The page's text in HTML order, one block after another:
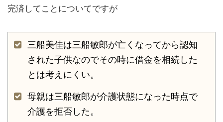
完済してことについてですが
三船美佳は三船敏郎が亡くなってから認知
された子供なのでその時に借金を相続した
とは考えにくい。
母親は三船敏郎が介護状態になった時点で
介護を拒否した。